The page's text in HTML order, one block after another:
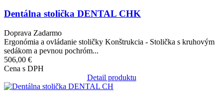
Dentálna stolička DENTAL CHK
Doprava Zadarmo
Ergonómia a ovládanie stoličky Konštrukcia - Stolička s kruhovým
sedákom a pevnou pochróm...
506,00 €
Cena s DPH
Detail produktu
Obrázok